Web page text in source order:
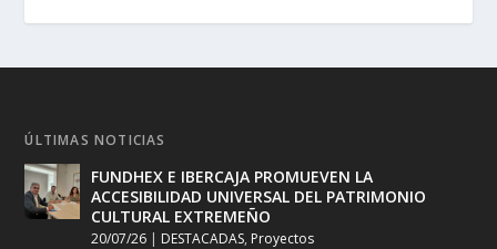
ÚLTIMAS NOTICIAS
FUNDHEX E IBERCAJA PROMUEVEN LA
ACCESIBILIDAD UNIVERSAL DEL PATRIMONIO
CULTURAL EXTREMEÑO
20/07/26 | DESTACADAS, Proyectos